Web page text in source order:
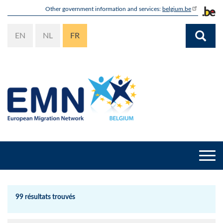
au
principal
Other government information and services: belgium.be
EN NL FR
99 résultats trouvés